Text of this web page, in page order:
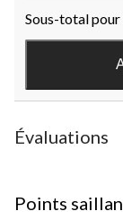
Sous-total
Évaluations
Points